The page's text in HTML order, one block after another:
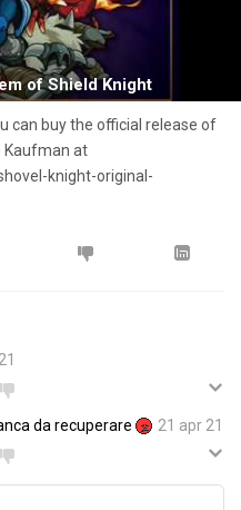
of Shield Knight
can buy the official release of
Kaufman at
knight-original-
da recuperare
21 apr 21